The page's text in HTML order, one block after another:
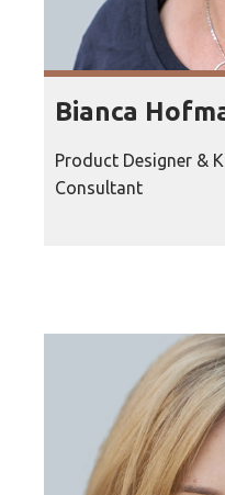
Bianca
Product Designer &
Consultant